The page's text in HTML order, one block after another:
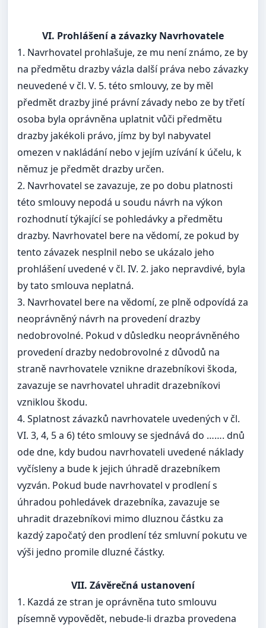
VI. Prohlášení a závazky Navrhovatele
1. Navrhovatel prohlašuje, ze mu není známo, ze by
na předmětu drazby vázla další práva nebo závazky
neuvedené v čl. V. 5. této smlouvy, ze by měl
předmět drazby jiné právní závady nebo ze by třetí
osoba byla oprávněna uplatnit vůči předmětu
drazby jakékoli právo, jímz by byl nabyvatel
omezen v nakládání nebo v jejím uzívání k účelu, k
němuz je předmět drazby určen.
2. Navrhovatel se zavazuje, ze po dobu platnosti
této smlouvy nepodá u soudu návrh na výkon
rozhodnutí týkající se pohledávky a předmětu
drazby. Navrhovatel bere na vědomí, ze pokud by
tento závazek nesplnil nebo se ukázalo jeho
prohlášení uvedené v čl. IV. 2. jako nepravdivé, byla
by tato smlouva neplatná.
3. Navrhovatel bere na vědomí, ze plně odpovídá za
neoprávněný návrh na provedení drazby
nedobrovolné. Pokud v důsledku neoprávněného
provedení drazby nedobrovolné z důvodů na
straně navrhovatele vznikne drazebníkovi škoda,
zavazuje se navrhovatel uhradit drazebníkovi
vzniklou škodu.
4. Splatnost závazků navrhovatele uvedených v čl.
VI. 3, 4, 5 a 6) této smlouvy se sjednává do ……. dnů
ode dne, kdy budou navrhovateli uvedené náklady
vyčísleny a bude k jejich úhradě drazebníkem
vyzván. Pokud bude navrhovatel v prodlení s
úhradou pohledávek drazebníka, zavazuje se
uhradit drazebníkovi mimo dluznou částku za
kazdý započatý den prodlení téz smluvní pokutu ve
výši jedno promile dluzné částky.
VII. Závěrečná ustanovení
1. Kazdá ze stran je oprávněna tuto smlouvu
písemně vypovědět, nebude-li drazba provedena